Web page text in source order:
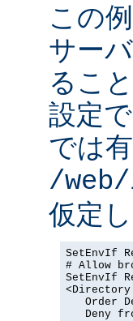
この
サー
るこ
設定
では
/web/
仮定し
SetEnvIf
# Allow
SetEnvIf
<Directory
Order
Deny